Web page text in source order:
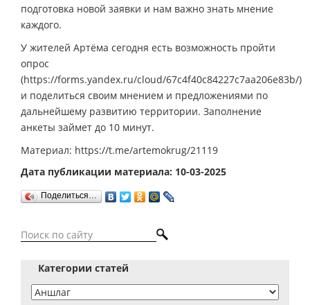
подготовка новой заявки и нам важно знать мнение
каждого.
У жителей Артёма сегодня есть возможность пройти
опрос
(https://forms.yandex.ru/cloud/67c4f40c84227c7aa206e83b/)
и поделиться своим мнением и предложениями по
дальнейшему развитию территории. Заполнение
анкеты займет до 10 минут.
Материал: https://t.me/artemokrug/21119
Дата публикации материала: 10-03-2025
Поделиться…
Категории статей